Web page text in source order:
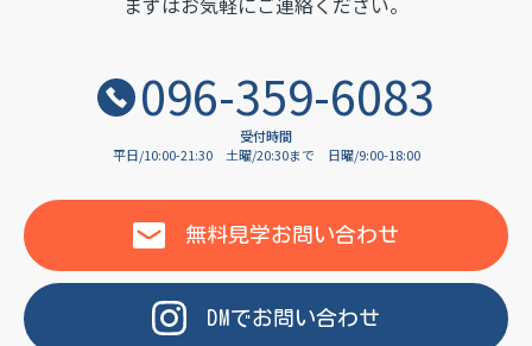
096-359-6083
受付時間
平日/10:00-21:30
土曜/20:30まで 日曜/9:00-18:00
無料見学お問い合わせ
DMでお問い合わせ